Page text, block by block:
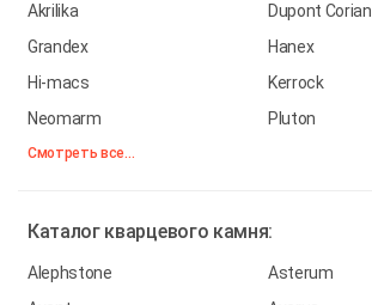
Akrilika
Dupont Corian
Grandex
Hanex
Hi-macs
Kerrock
Neomarm
Pluton
Смотреть все...
Каталог кварцевого камня:
Alephstone
Asterum